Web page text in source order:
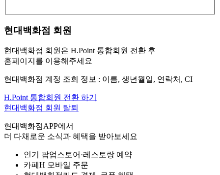
현대백화점 회원
현대백화점 회원은 H.Point 통합회원 전환 후
홈페이지를 이용해주세요
현대백화점 계정 조회 정보 : 이름, 생년월일, 연락처, CI
H.Point 통합회원 전환 하기
현대백화점 회원 탈퇴
현대백화점APP에서
더 다채로운 소식과 혜택을 받아보세요
인기 팝업스토어·레스토랑 예약
카페H 모바일 주문